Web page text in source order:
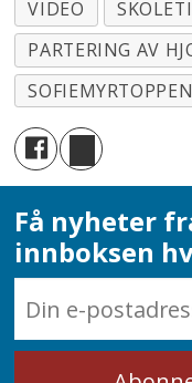
VIDEO
PARTERING AV
SOFIEMYRTOPPEN
Få nyheter
innboksen